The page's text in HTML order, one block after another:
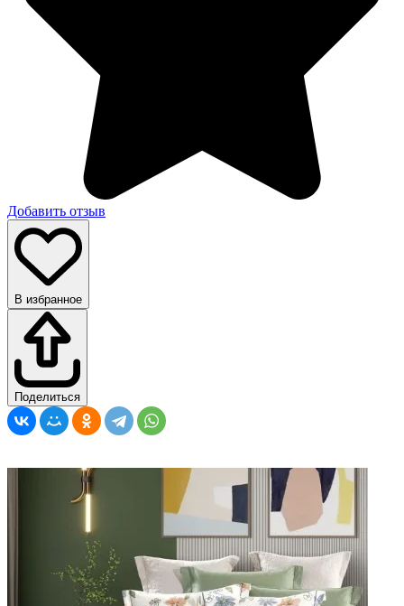
Добавить отзыв
В избранное
Поделиться